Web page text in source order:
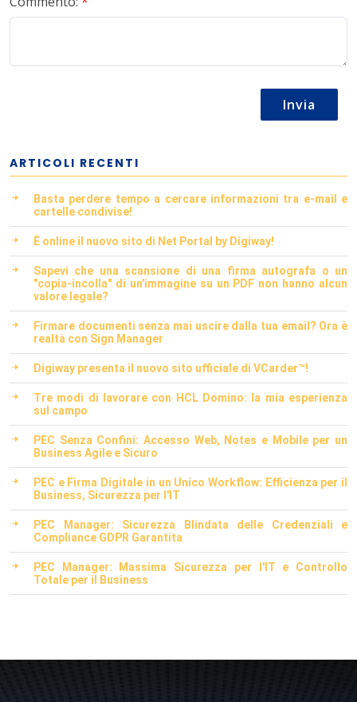
Invia
ARTICOLI RECENTI
Basta perdere tempo a cercare informazioni tra e-mail e
cartelle condivise!
È online il nuovo sito di Net Portal by Digiway!
Sapevi che una scansione di una firma autografa o un
"copia-incolla" di un'immagine su un PDF non hanno alcun
valore legale?
Firmare documenti senza mai uscire dalla tua email? Ora è
realtà con Sign Manager
Digiway presenta il nuovo sito ufficiale di VCarder™!
Tre modi di lavorare con HCL Domino: la mia esperienza
sul campo
PEC Senza Confini: Accesso Web, Notes e Mobile per un
Business Agile e Sicuro
PEC e Firma Digitale in un Unico Workflow: Efficienza per il
Business, Sicurezza per l'IT
PEC Manager: Sicurezza Blindata delle Credenziali e
Compliance GDPR Garantita
PEC Manager: Massima Sicurezza per l'IT e Controllo
Totale per il Business